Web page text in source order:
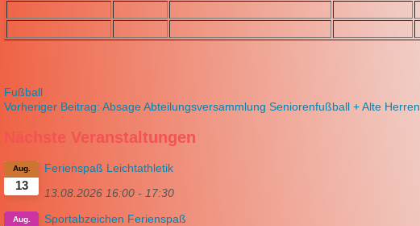
Fußball
Vorheriger Beitrag: Absage Abteilungsversammlung Seniorenfußball + Alte Herren
Nächste Veranstaltungen
13
Aug.
Ferienspaß Leichtathletik
13.08.2026 16:00 - 17:30
Aug.
Sportabzeichen Ferienspaß